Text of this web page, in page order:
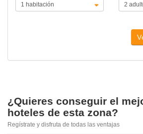
¿Quieres conseguir el
hoteles de esta zona?
Regístrate y disfruta de todas las ventajas